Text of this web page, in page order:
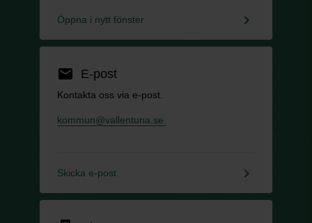
Öppna i nytt fönster keyboard_arrow_right
email E-post
Kontakta oss via e-post.
kommun@vallentuna.se
Skicka e-post keyboard_arrow_right